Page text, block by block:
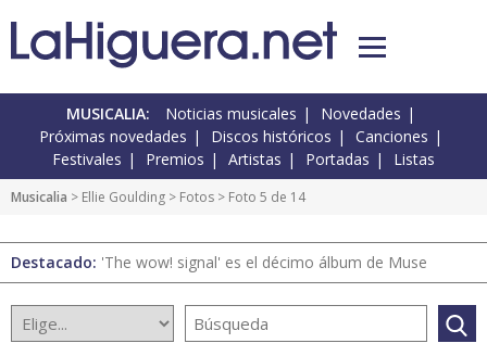
MUSICALIA: Noticias musicales
Novedades
Próximas novedades
Discos históricos
Canciones
Festivales
Premios Artistas Portadas Listas
Musicalia > Ellie Goulding > Fotos > Foto 5 de 14
Destacado: 'The wow! signal' es el décimo álbum de Muse